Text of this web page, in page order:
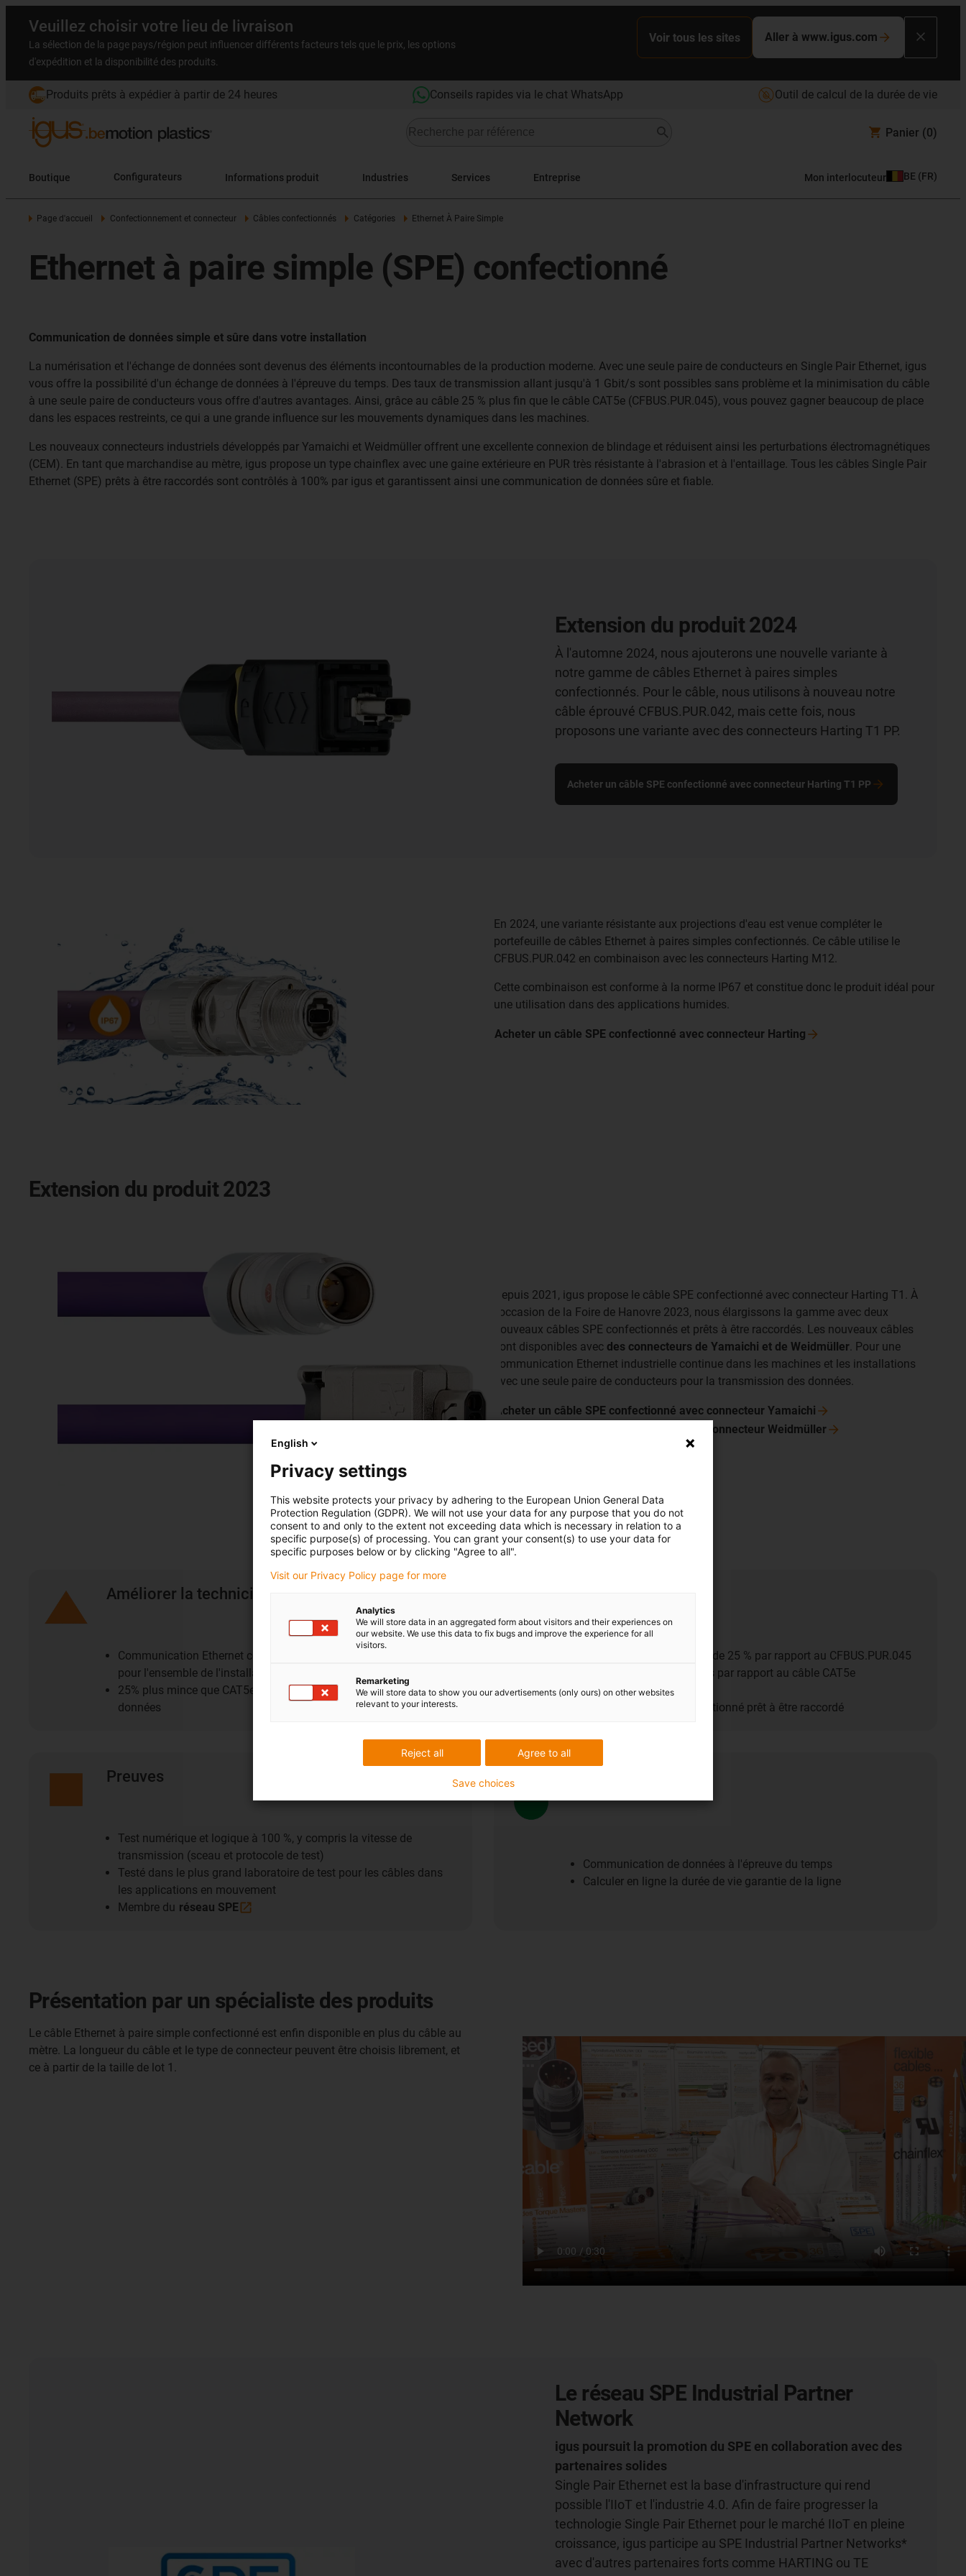
Veuillez choisir votre lieu de livraison
La sélection de la page pays/région peut influencer différents facteurs tels que le prix, les options
d'expédition et la disponibilité des produits.
Voir tous les sites Aller à www.igus.com
Produits prêts à expédier à partir de 24 heures Conseils rapides via le chat WhatsApp Outil de calcul de la durée de vie
Panier (0)
Boutique Configurateurs Informations produit Industries Services Entreprise Mon interlocuteur BE (FR)
Page d'accueil Confectionnement et connecteur Câbles confectionnés Catégories Ethernet À Paire Simple
Ethernet à paire simple (SPE) confectionné
Communication de données simple et sûre dans votre installation
La numérisation et l'échange de données sont devenus des éléments incontournables de la production moderne. Avec une seule paire de conducteurs en Single Pair Ethernet, igus
vous offre la possibilité d'un échange de données à l'épreuve du temps. Des taux de transmission allant jusqu'à 1 Gbit/s sont possibles sans problème et la minimisation du câble
à une seule paire de conducteurs vous offre d'autres avantages. Ainsi, grâce au câble 25 % plus fin que le câble CAT5e (CFBUS.PUR.045), vous pouvez gagner beaucoup de place
dans les espaces restreints, ce qui a une grande influence sur les mouvements dynamiques dans les machines.
Les nouveaux connecteurs industriels développés par Yamaichi et Weidmüller offrent une excellente connexion de blindage et réduisent ainsi les perturbations électromagnétiques
(CEM). En tant que marchandise au mètre, igus propose un type chainflex avec une gaine extérieure en PUR très résistante à l'abrasion et à l'entaillage. Tous les câbles Single Pair
Ethernet (SPE) prêts à être raccordés sont contrôlés à 100% par igus et garantissent ainsi une communication de données sûre et fiable.
Extension du produit 2024
À l'automne 2024, nous ajouterons une nouvelle variante à
notre gamme de câbles Ethernet à paires simples
confectionnés. Pour le câble, nous utilisons à nouveau notre
câble éprouvé CFBUS.PUR.042, mais cette fois, nous
proposons une variante avec des connecteurs Harting T1 PP.
Acheter un câble SPE confectionné avec connecteur Harting T1 PP
En 2024, une variante résistante aux projections d'eau est venue compléter le
portefeuille de câbles Ethernet à paires simples confectionnés. Ce câble utilise le
CFBUS.PUR.042 en combinaison avec les connecteurs Harting M12.
Cette combinaison est conforme à la norme IP67 et constitue donc le produit idéal pour
une utilisation dans des applications humides.
Acheter un câble SPE confectionné avec connecteur Harting
Extension du produit 2023
Depuis 2021, igus propose le câble SPE confectionné avec connecteur Harting T1. À
l'occasion de la Foire de Hanovre 2023, nous élargissons la gamme avec deux
nouveaux câbles SPE confectionnés et prêts à être raccordés. Les nouveaux câbles
sont disponibles avec des connecteurs de Yamaichi et de Weidmüller. Pour une
communication Ethernet industrielle continue dans les machines et les installations
avec une seule paire de conducteurs pour la transmission des données.
Acheter un câble SPE confectionné avec connecteur Yamaichi
Acheter un câble SPE confectionné avec connecteur Weidmüller
Améliorer la technicité
Communication Ethernet compatible avec la chaîne énergétique
pour l'ensemble de l'installation
25% plus mince que CAT5e, avec le même taux de transmission de
données
Rayon de courbure réduit de 25 % par rapport au CFBUS.PUR.045
20 % d'économie de coûts par rapport au câble CAT5e
(CFBUS.PUR.045)
Gain de temps car confectionné prêt à être raccordé
Preuves
Test numérique et logique à 100 %, y compris la vitesse de
transmission (sceau et protocole de test)
Testé dans le plus grand laboratoire de test pour les câbles dans
les applications en mouvement
Membre du réseau SPE
Communication de données à l'épreuve du temps
Calculer en ligne la durée de vie garantie de la ligne
Présentation par un spécialiste des produits
Le câble Ethernet à paire simple confectionné est enfin disponible en plus du câble au
mètre. La longueur du câble et le type de connecteur peuvent être choisis librement, et
ce à partir de la taille de lot 1.
Le réseau SPE Industrial Partner
Network
igus poursuit la promotion du SPE en collaboration avec des
partenaires solides
Single Pair Ethernet est la base d'infrastructure qui rend
possible l'IIoT et l'industrie 4.0. Afin de faire progresser la
technologie Single Pair Ethernet pour le marché IIoT en pleine
croissance, igus participe au SPE Industrial Partner Networks*
avec d'autres partenaires forts comme HARTING ou TE
English
Privacy settings
This website protects your privacy by adhering to the European Union General Data
Protection Regulation (GDPR). We will not use your data for any purpose that you do not
consent to and only to the extent not exceeding data which is necessary in relation to a
specific purpose(s) of processing. You can grant your consent(s) to use your data for
specific purposes below or by clicking "Agree to all".
Visit our Privacy Policy page for more
Analytics
We will store data in an aggregated form about visitors and their experiences on
our website. We use this data to fix bugs and improve the experience for all
visitors.
Remarketing
We will store data to show you our advertisements (only ours) on other websites
relevant to your interests.
Agree to all
Reject all
Save choices